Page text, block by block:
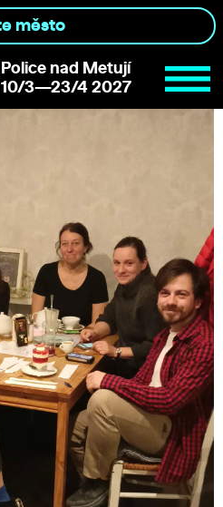
Police nad Metují
10/3—23/4 2027